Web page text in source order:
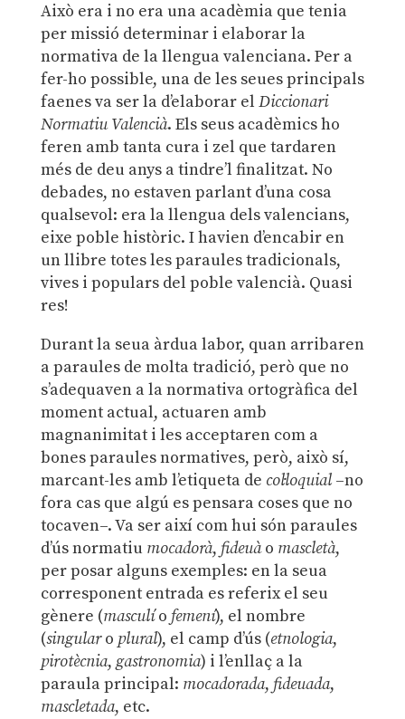
Això era i no era una acadèmia que tenia
per missió determinar i elaborar la
normativa de la llengua valenciana. Per a
fer-ho possible, una de les seues principals
faenes va ser la d’elaborar el Diccionari
Normatiu Valencià. Els seus acadèmics ho
feren amb tanta cura i zel que tardaren
més de deu anys a tindre’l finalitzat. No
debades, no estaven parlant d’una cosa
qualsevol: era la llengua dels valencians,
eixe poble històric. I havien d’encabir en
un llibre totes les paraules tradicionals,
vives i populars del poble valencià. Quasi
res!
Durant la seua àrdua labor, quan arribaren
a paraules de molta tradició, però que no
s’adequaven a la normativa ortogràfica del
moment actual, actuaren amb
magnanimitat i les acceptaren com a
bones paraules normatives, però, això sí,
marcant-les amb l’etiqueta de col·loquial–no
fora cas que algú es pensara coses que no
tocaven–. Va ser així com hui són paraules
d’ús normatiu mocadorà, fideuào mascletà,
per posar alguns exemples: en la seua
corresponent entrada es referix el seu
gènere (masculío femení), el nombre
(singularo plural), el camp d’ús (etnologia,
pirotècnia, gastronomia) i l’enllaç a la
paraula principal: mocadorada, fideuada,
mascletada, etc.